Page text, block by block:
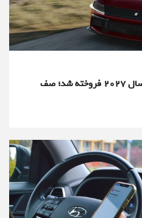
تمامی محصولات فراری تا پایان سال ۲۰۲۷ فروخته شد؛ صف